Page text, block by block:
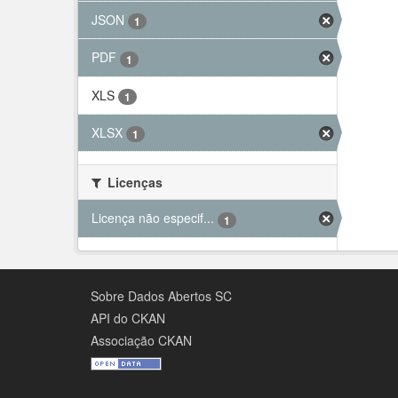
JSON 1
PDF 1
XLS 1
XLSX 1
Licenças
Licença não especif...
1
Sobre Dados Abertos SC
API do CKAN
Associação CKAN